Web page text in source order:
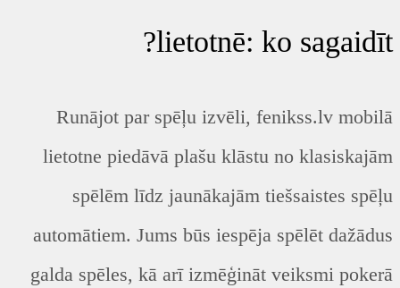
lietotnē: ko sagaidīt?
Runājot par spēļu izvēli, fenikss.lv mobilā
lietotne piedāvā plašu klāstu no klasiskajām
spēlēm līdz jaunākajām tiešsaistes spēļu
automātiem. Jums būs iespēja spēlēt dažādus
galda spēles, kā arī izmēģināt veiksmi pokerā